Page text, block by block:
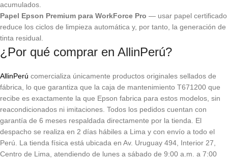
acumulados.
Papel Epson Premium para WorkForce Pro — usar papel certificado
reduce los ciclos de limpieza automática y, por tanto, la generación de
tinta residual.
¿Por qué comprar en AllinPerú?
AllinPerú comercializa únicamente productos originales sellados de
fábrica, lo que garantiza que la caja de mantenimiento T671200 que
recibe es exactamente la que Epson fabrica para estos modelos, sin
reacondicionados ni imitaciones. Todos los pedidos cuentan con
garantía de 6 meses respaldada directamente por la tienda. El
despacho se realiza en 2 días hábiles a Lima y con envío a todo el
Perú. La tienda física está ubicada en Av. Uruguay 494, Interior 27,
Centro de Lima, atendiendo de lunes a sábado de 9:00 a.m. a 7:00